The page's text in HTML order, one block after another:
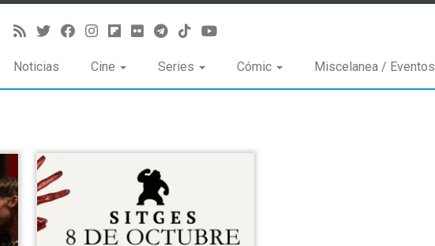
Noticias Cine Series Cómic Miscelanea / Eventos